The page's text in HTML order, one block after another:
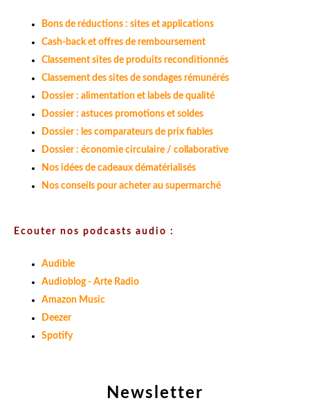
Newsletter
Bons de réductions : sites et applications
Cash-back et offres de remboursement
Classement sites de produits reconditionnés
Classement des sites de sondages rémunérés
Dossier : alimentation et labels de qualité
Dossier : astuces promotions et soldes
Dossier : les comparateurs de prix fiables
Dossier : économie circulaire / collaborative
Nos idées de cadeaux dématérialisés
Nos conseils pour acheter au supermarché
Ecouter nos podcasts audio :
Audible
Audioblog - Arte Radio
Amazon Music
Deezer
Spotify